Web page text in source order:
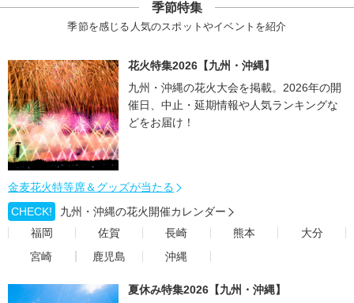
季節特集
季節を感じる人気のスポットやイベントを紹介
花火特集2026【九州・沖縄】
九州・沖縄の花火大会を掲載。2026年の開
催日、中止・延期情報や人気ランキングな
どをお届け！
金麦花火特等席＆グッズが当たる
CHECK!
九州・沖縄の花火開催カレンダー
福岡
佐賀 長崎 熊本
大分
宮崎
鹿児島 沖縄
夏休み特集2026【九州・沖縄】